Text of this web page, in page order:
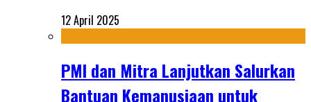
12 April 2025
PMI dan Mitra Lanjutkan Salurkan
Bantuan Kemanusiaan untuk